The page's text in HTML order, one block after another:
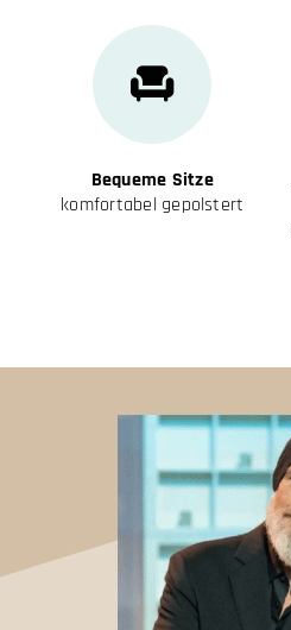
Bequeme Sitze
komfortabel gepolstert